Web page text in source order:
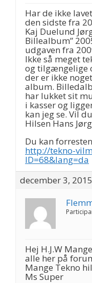
Har de ikke
den sidste fra
Kaj Duelund
Billealbum”
udgaven fra
Ikke så meget
og tilgængelige
der er ikke
album.
har lukket sit
i kasser og
kan jeg se. Vil
Hilsen Hans
Du kan
http://tekno-
ID=68&lang=da
december 3,
Hej H.J.W
alle her på
Mange Tekno
Ms Super